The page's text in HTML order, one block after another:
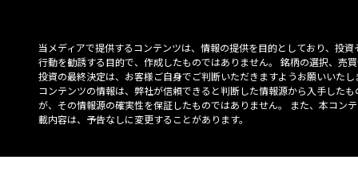
当メディアで提供するコンテンツは、情報の提供を目的としており、投資
行動を勧誘する目的で、作成したものではありません。 銘柄の選択、売
投資の最終決定は、お客様ご自身でご判断いただきますようお願いいたし
コンテンツの情報は、弊社が信頼できると判断した情報源から入手したも
が、その情報源の確実性を保証したものではありません。 また、本コン
載内容は、予告なしに変更することがあります。